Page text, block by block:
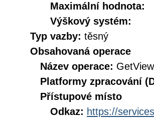
Maximální hodnota:
Výškový systém:
Typ vazby: těsný
Obsahovaná operace
Název operace:
Platformy zpracování
Přístupové místo
Odkaz: https://